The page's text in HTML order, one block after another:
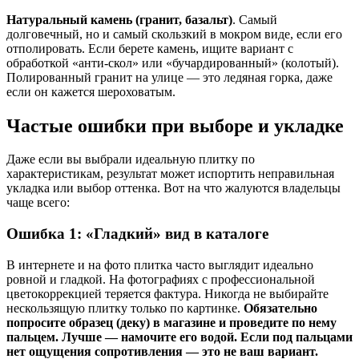
Натуральный камень (гранит, базальт). Самый
долговечный, но и самый скользкий в мокром виде, если его
отполировать. Если берете камень, ищите вариант с
обработкой «анти-скол» или «бучардированный» (колотый).
Полированный гранит на улице — это ледяная горка, даже
если он кажется шероховатым.
Частые ошибки при выборе и укладке
Даже если вы выбрали идеальную плитку по
характеристикам, результат может испортить неправильная
укладка или выбор оттенка. Вот на что жалуются владельцы
чаще всего:
Ошибка 1: «Гладкий» вид в каталоге
В интернете и на фото плитка часто выглядит идеально
ровной и гладкой. На фотографиях с профессиональной
цветокоррекцией теряется фактура. Никогда не выбирайте
нескользящую плитку только по картинке. Обязательно
попросите образец (деку) в магазине и проведите по нему
пальцем. Лучше — намочите его водой. Если под пальцами
нет ощущения сопротивления — это не ваш вариант.